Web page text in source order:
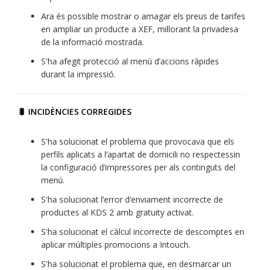
Ara és possible mostrar o amagar els preus de tarifes
en ampliar un producte a XEF, millorant la privadesa
de la informació mostrada.
S'ha afegit protecció al menú d’accions ràpides
durant la impressió.
🐛 INCIDÈNCIES CORREGIDES
S'ha solucionat el problema que provocava que els
perfils aplicats a l’apartat de domicili no respectessin
la configuració d’impressores per als continguts del
menú.
S'ha solucionat l’error d’enviament incorrecte de
productes al KDS 2 amb gratuity activat.
S'ha solucionat el càlcul incorrecte de descomptes en
aplicar múltiples promocions a Intouch.
S'ha solucionat el problema que, en desmarcar un